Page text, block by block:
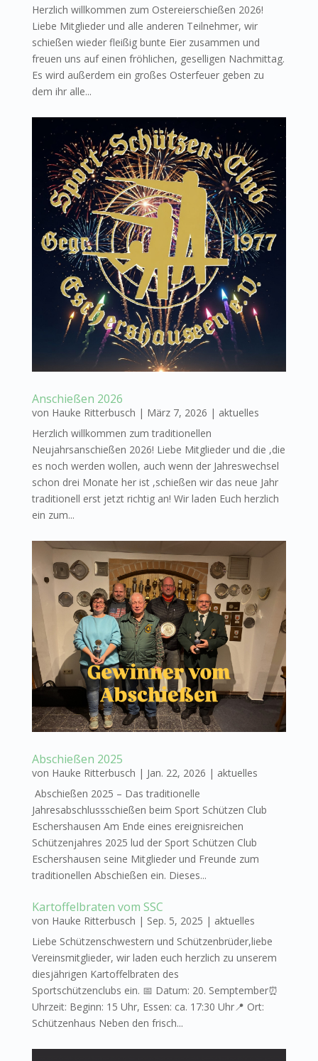
Herzlich willkommen zum Ostereierschießen 2026!
Liebe Mitglieder und alle anderen Teilnehmer, wir
schießen wieder fleißig bunte Eier zusammen und
freuen uns auf einen fröhlichen, geselligen Nachmittag.
Es wird außerdem ein großes Osterfeuer geben zu
dem ihr alle...
Anschießen 2026
von Hauke Ritterbusch | März 7, 2026 | aktuelles
Herzlich willkommen zum traditionellen
Neujahrsanschießen 2026! Liebe Mitglieder und die ,die
es noch werden wollen, auch wenn der Jahreswechsel
schon drei Monate her ist ,schießen wir das neue Jahr
traditionell erst jetzt richtig an! Wir laden Euch herzlich
ein zum...
Abschießen 2025
von Hauke Ritterbusch | Jan. 22, 2026 | aktuelles
Abschießen 2025 – Das traditionelle
Jahresabschlussschießen beim Sport Schützen Club
Eschershausen Am Ende eines ereignisreichen
Schützenjahres 2025 lud der Sport Schützen Club
Eschershausen seine Mitglieder und Freunde zum
traditionellen Abschießen ein. Dieses...
Kartoffelbraten vom SSC
von Hauke Ritterbusch | Sep. 5, 2025 | aktuelles
Liebe Schützenschwestern und Schützenbrüder,liebe
Vereinsmitglieder, wir laden euch herzlich zu unserem
diesjährigen Kartoffelbraten des
Sportschützenclubs ein. 📅 Datum: 20. Semptember⏰
Uhrzeit: Beginn: 15 Uhr, Essen: ca. 17:30 Uhr📍 Ort:
Schützenhaus Neben den frisch...